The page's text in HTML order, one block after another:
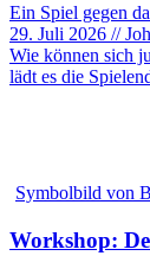
Ein Spiel gegen
29. Juli 2026 //
Wie können sich
lädt es die
Symbolbild von
Workshop: